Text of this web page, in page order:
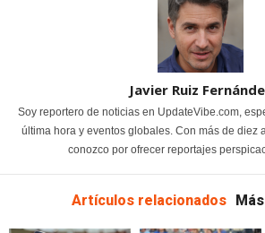
Javier Ruiz
Soy reportero de noticias en UpdateVibe.com,
última hora y eventos globales. Con más de diez
conozco por ofrecer reportajes
Artículos relacionados